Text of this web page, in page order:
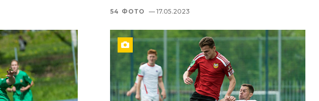
54 ФОТО — 17.05.2023